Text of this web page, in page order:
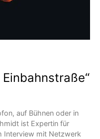
auf Bühnen oder in
ist Expertin für
Interview mit Netzwerk